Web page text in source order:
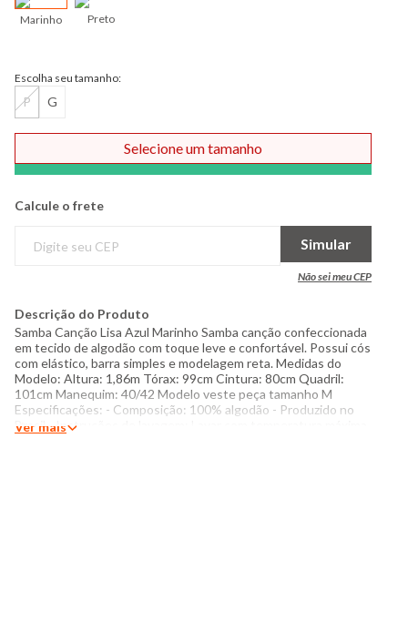
Marinho Preto
Escolha seu tamanho:
P G
Comprar
Selecione um tamanho
Calcule o frete
Simular
Não sei meu CEP
Descrição do Produto
Samba Canção Lisa Azul Marinho Samba canção confeccionada
em tecido de algodão com toque leve e confortável. Possui cós
com elástico, barra simples e modelagem reta. Medidas do
Modelo: Altura: 1,86m Tórax: 99cm Cintura: 80cm Quadril:
101cm Manequim: 40/42 Modelo veste peça tamanho M
Especificações: - Composição: 100% algodão - Produzido no
Brasil - Instruções de lavagem: Lavar com temperatura máxima
Ver mais